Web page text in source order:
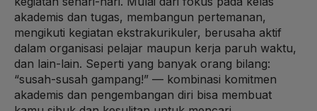
akademis dan tugas, membangun pertemanan,
mengikuti kegiatan ekstrakurikuler, berusaha aktif
dalam organisasi pelajar maupun kerja paruh waktu,
dan lain-lain. Seperti yang banyak orang bilang:
“susah-susah gampang!” — kombinasi komitmen
akademis dan pengembangan diri bisa membuat